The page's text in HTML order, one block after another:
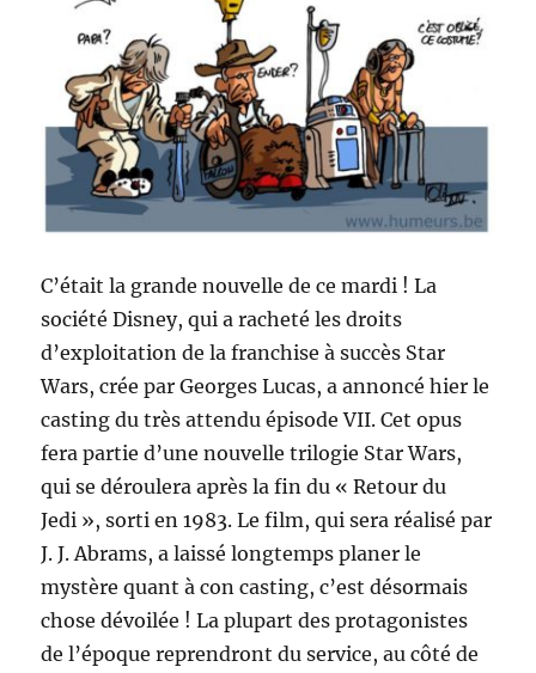
C’était la grande nouvelle de ce mardi ! La
société Disney, qui a racheté les droits
d’exploitation de la franchise à succès Star
Wars, crée par Georges Lucas, a annoncé hier le
casting du très attendu épisode VII. Cet opus
fera partie d’une nouvelle trilogie Star Wars,
qui se déroulera après la fin du « Retour du
Jedi », sorti en 1983. Le film, qui sera réalisé par
J. J. Abrams, a laissé longtemps planer le
mystère quant à con casting, c’est désormais
chose dévoilée ! La plupart des protagonistes
de l’époque reprendront du service, au côté de